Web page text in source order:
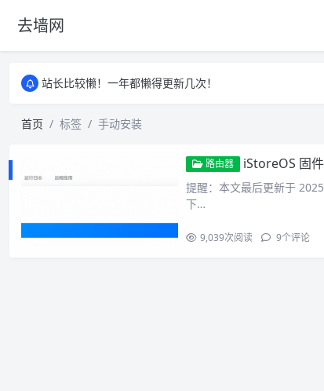
去墙网
站长比较懒！一年都懒得更新几次！
站长比较懒！一年都懒得更新几次！
首页 标签 手动安装
路由器 iStoreOS 固
提醒：本文最后更新于
下…
9,039次阅读 9个评论